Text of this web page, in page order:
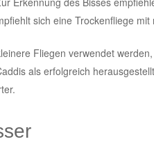
sich eine Trockenfliege
Fliegen verwendet
als erfolgreich